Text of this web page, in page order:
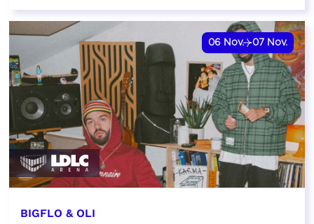
06 Nov. 07 Nov.
BIGFLO & OLI